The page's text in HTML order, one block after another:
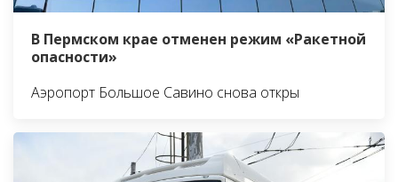
В Пермском крае отменен режим «Ракетной
опасности»
Аэропорт Большое Савино снова откры